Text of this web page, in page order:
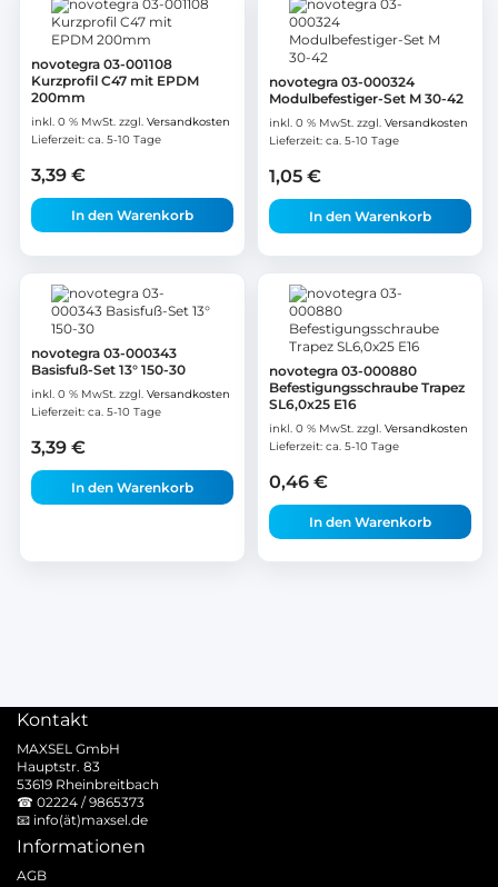
novotegra 03-001108
Kurzprofil C47 mit EPDM
200mm
inkl. 0 % MwSt. zzgl. Versandkosten
Lieferzeit: ca. 5-10 Tage
3,39 €
In den Warenkorb
novotegra 03-000324
Modulbefestiger-Set M 30-42
inkl. 0 % MwSt. zzgl. Versandkosten
Lieferzeit: ca. 5-10 Tage
1,05 €
In den Warenkorb
novotegra 03-000343
Basisfuß-Set 13° 150-30
inkl. 0 % MwSt. zzgl. Versandkosten
Lieferzeit: ca. 5-10 Tage
3,39 €
In den Warenkorb
novotegra 03-000880
Befestigungsschraube Trapez
SL6,0x25 E16
inkl. 0 % MwSt. zzgl. Versandkosten
Lieferzeit: ca. 5-10 Tage
0,46 €
In den Warenkorb
Kontakt
MAXSEL GmbH
Hauptstr. 83
53619 Rheinbreitbach
☎ 02224 / 9865373
📧 info(ät)maxsel.de
Informationen
AGB